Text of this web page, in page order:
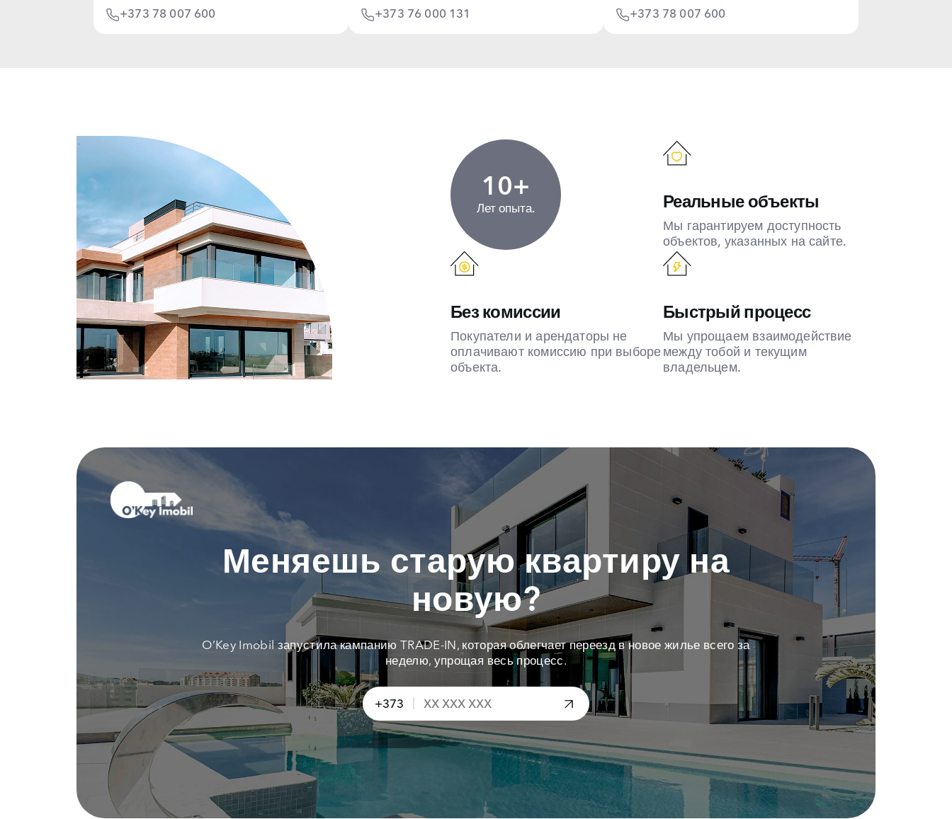
+373 78 007 600 +373 76 000 131 +373 78 007 600
10+
Лет опыта. Реальные объекты
Мы гарантируем доступность
объектов, указанных на сайте.
Без комиссии
Покупатели и арендаторы не
оплачивают комиссию при выборе
объекта.
Быстрый процесс
Мы упрощаем взаимодействие
между тобой и текущим
владельцем.
Меняешь старую квартиру на
новую?
O’Key Imobil запустила кампанию TRADE-IN, которая облегчает переезд в новое жилье всего за
неделю, упрощая весь процесс.
+373